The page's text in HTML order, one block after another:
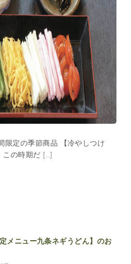
限定の季節商品 【冷やしつけ
この時期だ […]
定メニュー九条ネギうどん】のお